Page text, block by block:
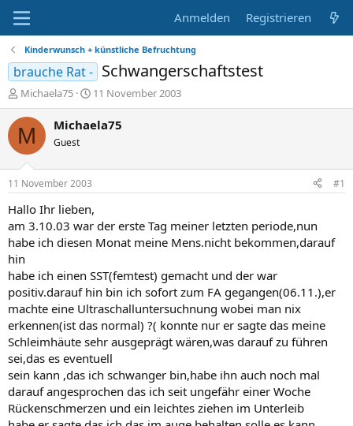
Anmelden Registrieren
Kinderwunsch + künstliche Befruchtung
brauche Rat - Schwangerschaftstest
E
r
s
t
e
r
Michaela75
E
r
s
t
m
11 November 2003
M Michaela75
Guest
11 November 2003 #1
Hallo Ihr lieben,
am 3.10.03 war der erste Tag meiner letzten periode,nun
habe ich diesen Monat meine Mens.nicht bekommen,darauf
hin
habe ich einen SST(femtest) gemacht und der war
positiv.darauf hin bin ich sofort zum FA gegangen(06.11.),er
machte eine Ultraschalluntersuchnung wobei man nix
erkennen(ist das normal) ?( konnte nur er sagte das meine
Schleimhäute sehr ausgeprägt wären,was darauf zu führen
sei,das es eventuell
sein kann ,das ich schwanger bin,habe ihn auch noch mal
darauf angesprochen das ich seit ungefähr einer Woche
Rückenschmerzen und ein leichtes ziehen im Unterleib